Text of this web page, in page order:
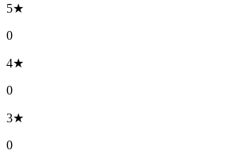
5★
0
4★
0
3★
0